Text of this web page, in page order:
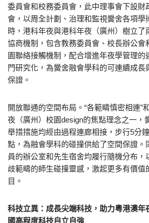
委員會和校務委員會，此中理事會下設財
會，以周全計劃、治理和監視黌舍各項學
時，港科年夜與港科年夜（廣州）樹立了
協商機制，包含教務委員會、校長辦公會
園聯絡接觸機制，配合增進年夜學管理的
門研究化，為黌舍融會學科的可連續成長
保證。
開放聯通的空間布局。“各範疇慎密相連”
夜（廣州）校園design的焦點理念之一，
舉措措施均經由過程連廊相接，步行5分
點，為融會學科的碰撞供給了空間保證。
員的辦公室和先生宿舍均履行隨機分布，
歧範疇的師生碰撞靈感，激起更多有價值
目。
科技立異：成長尖端科技，助力粵港澳年
國高程度科技自立自強